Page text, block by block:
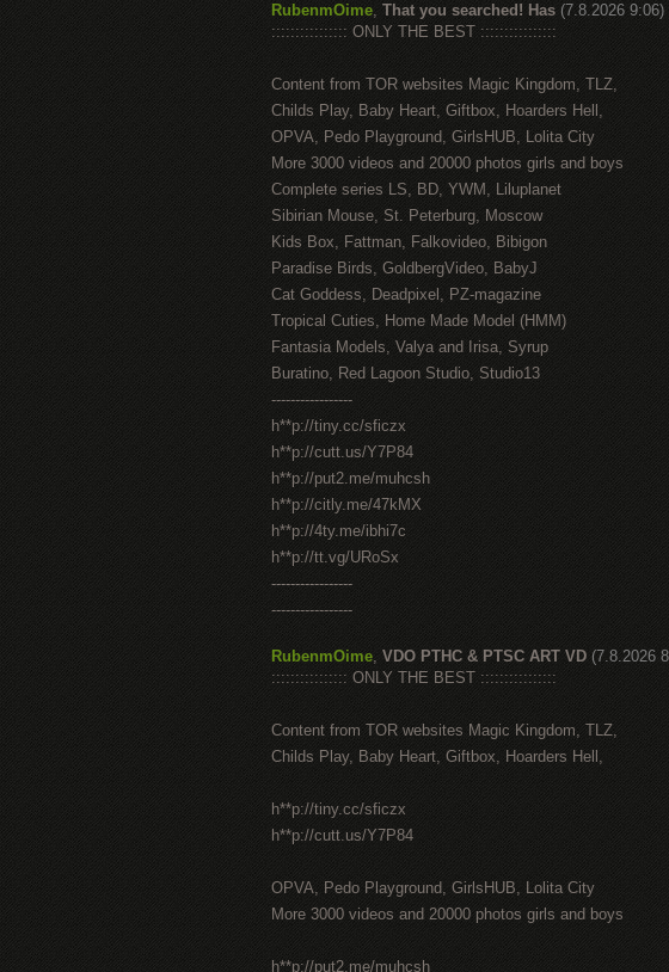
RubenmOime, That you searched! Has (7.8.2026 9:06)
:::::::::::::::: ONLY THE BEST ::::::::::::::::
Content from TOR websites Magic Kingdom, TLZ,
Childs Play, Baby Heart, Giftbox, Hoarders Hell,
OPVA, Pedo Playground, GirlsHUB, Lolita City
More 3000 videos and 20000 photos girls and boys
Complete series LS, BD, YWM, Liluplanet
Sibirian Mouse, St. Peterburg, Moscow
Kids Box, Fattman, Falkovideo, Bibigon
Paradise Birds, GoldbergVideo, BabyJ
Cat Goddess, Deadpixel, PZ-magazine
Tropical Cuties, Home Made Model (HMM)
Fantasia Models, Valya and Irisa, Syrup
Buratino, Red Lagoon Studio, Studio13
-----------------
h**p://tiny.cc/sficzx
h**p://cutt.us/Y7P84
h**p://put2.me/muhcsh
h**p://citly.me/47kMX
h**p://4ty.me/ibhi7c
h**p://tt.vg/URoSx
-----------------
-----------------
RubenmOime, VDO PTHC & PTSC ART VD (7.8.2026
:::::::::::::::: ONLY THE BEST ::::::::::::::::
Content from TOR websites Magic Kingdom, TLZ,
Childs Play, Baby Heart, Giftbox, Hoarders Hell,
h**p://tiny.cc/sficzx
h**p://cutt.us/Y7P84
OPVA, Pedo Playground, GirlsHUB, Lolita City
More 3000 videos and 20000 photos girls and boys
h**p://put2.me/muhcsh